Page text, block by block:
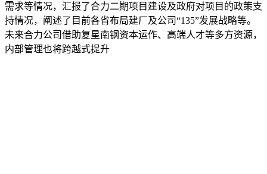
需求等情况，汇报了合力二期项目建设及政府对项目的政策支
持情况，阐述了目前各省布局建厂及公司“135”发展战略等。
未来合力公司借助复星南钢资本运作、高端人才等多方资源，
内部管理也将跨越式提升